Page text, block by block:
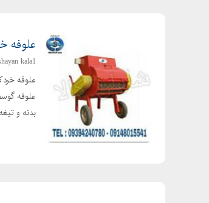
علوفه
kala1
بدنه و